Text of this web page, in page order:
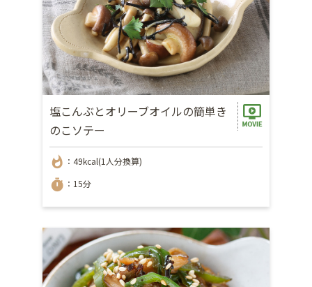
塩こんぶとオリーブオイルの簡単き
のこソテー
whatshot ：49kcal(1人分換算)
timer ：15分